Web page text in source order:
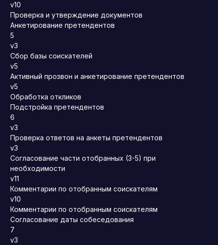
v10
Проверка и утверждение документов
Анкетирование претендентов
5
v3
Сбор базы соискателей
v5
Активный прозвон и анкетирование претендентов
v5
Обработка откликов
Подстройка претендентов
6
v3
Проверка ответов на анкеты претендентов
v3
Согласование части отобранных (3-5) при
необходимости
v11
Комментарии по отобранным соискателям
v10
Комментарии по отобранным соискателям
Согласование даты собеседования
7
v3